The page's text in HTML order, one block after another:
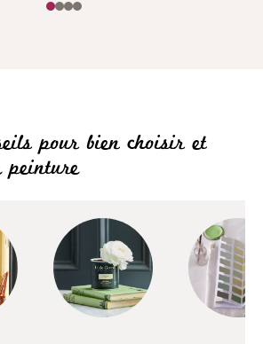
pour bien choisir et
peinture